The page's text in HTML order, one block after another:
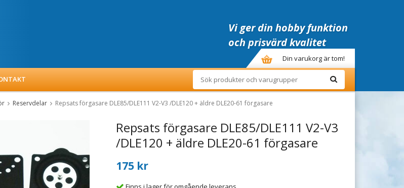
Vi ger din hobby funktion
och prisvärd kvalitet
Din varukorg är tom!
Reservdelar Repsats förgasare DLE85/DLE111 V2-V3 /DLE120 + äldre DLE20-61 förgasare
Repsats förgasare DLE85/DLE111 V2-V3
/DLE120 + äldre DLE20-61 förgasare
175 kr